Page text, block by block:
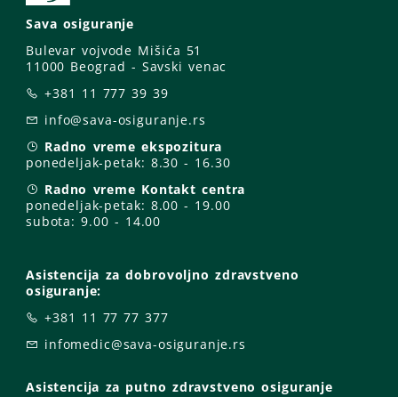
Sava osiguranje
Bulevar vojvode Mišića 51
11000 Beograd - Savski venac
+381 11 777 39 39
info@sava-osiguranje.rs
Radno vreme ekspozitura
ponedeljak-petak: 8.30 - 16.30
Radno vreme Kontakt centra
ponedeljak-petak: 8.00 - 19.00
subota: 9.00 - 14.00
Asistencija za dobrovoljno zdravstveno
osiguranje:
+381 11 77 77 377
infomedic@sava-osiguranje.rs
Asistencija za putno zdravstveno osiguranje